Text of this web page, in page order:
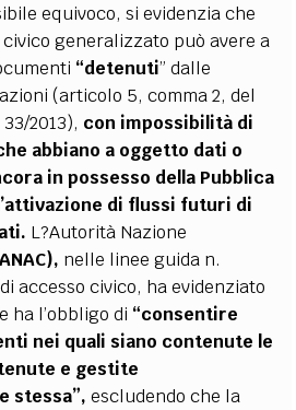
equivoco, si evidenzia che
civico generalizzato può avere a
“detenuti” dalle
(articolo 5, comma 2, del
2013), con impossibilità di
abbiano a oggetto dati o
in possesso della Pubblica
di flussi futuri di
L?Autorità Nazione
nelle linee guida n.
accesso civico, ha evidenziato
ha l’obbligo di “consentire
nei quali siano contenute le
e gestite
stessa”, escludendo che la